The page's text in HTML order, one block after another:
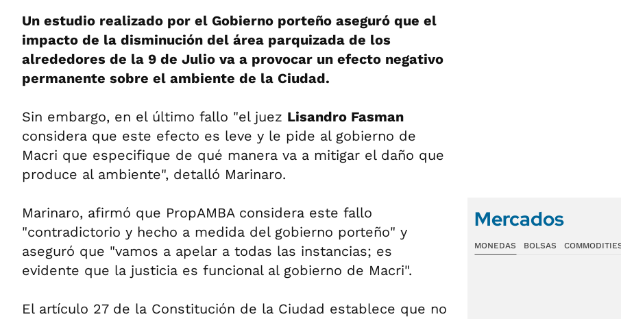
Un estudio realizado por el Gobierno porteño aseguró que el
impacto de la disminución del área parquizada de los
alrededores de la 9 de Julio va a provocar un efecto negativo
permanente sobre el ambiente de la Ciudad.
Sin embargo, en el último fallo "el juez Lisandro Fasman
considera que este efecto es leve y le pide al gobierno de
Macri que especifique de qué manera va a mitigar el daño que
produce al ambiente", detalló Marinaro.
Marinaro, afirmó que PropAMBA considera este fallo
"contradictorio y hecho a medida del gobierno porteño" y
aseguró que "vamos a apelar a todas las instancias; es
evidente que la justicia es funcional al gobierno de Macri".
El artículo 27 de la Constitución de la Ciudad establece que no
Mercados
MONEDAS BOLSAS